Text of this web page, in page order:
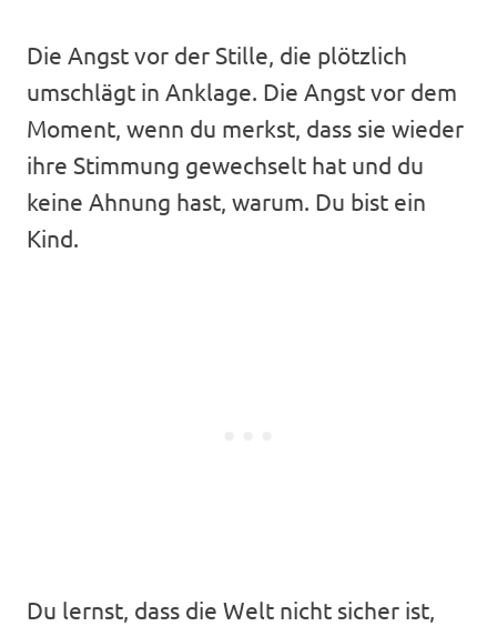
Die Angst vor der Stille, die plötzlich
umschlägt in Anklage. Die Angst vor dem
Moment, wenn du merkst, dass sie wieder
ihre Stimmung gewechselt hat und du
keine Ahnung hast, warum. Du bist ein
Kind.
Du lernst, dass die Welt nicht sicher ist,